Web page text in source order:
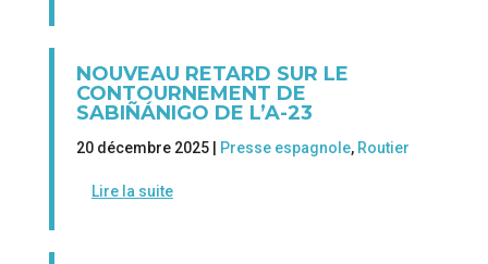
NOUVEAU RETARD SUR LE
CONTOURNEMENT DE
SABIÑÁNIGO DE L’A-23
20 décembre 2025 | Presse espagnole, Routier
Lire la suite